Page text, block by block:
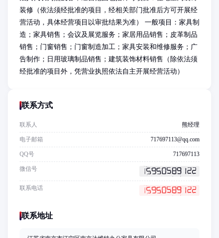
装修（依法须经批准的项目，经相关部门批准后方可开展经
营活动，具体经营项目以审批结果为准） 一般项目：家具制
造；家具销售；会议及展览服务；家居用品销售；皮革制品
销售；门窗销售；门窗制造加工；家具安装和维修服务；广
告制作；日用玻璃制品销售；建筑装饰材料销售（除依法须
经批准的项目外，凭营业执照依法自主开展经营活动）
联系方式
联系人 熊经理
电子邮箱 717697113@qq.com
QQ号 717697113
微信号
联系电话
联系地址